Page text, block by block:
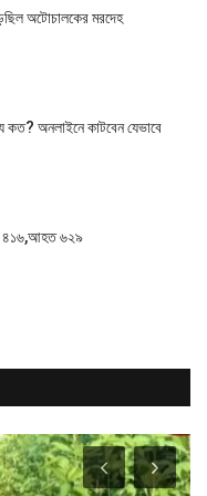
অটোচালকের মরদেহ
কত? অনলাইনে কাটবেন যেভাবে
৪১৬,আহত ৬২৯